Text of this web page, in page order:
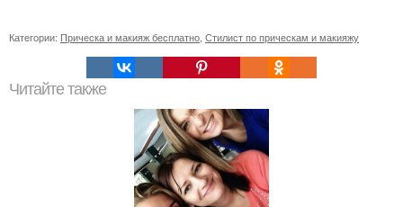
Категории: Прическа и макияж бесплатно Стилист по прическам и макияжу
Читайте также